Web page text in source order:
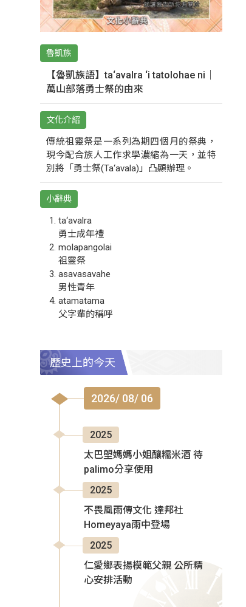
魯凱族
【魯凱族語】ta‘avalra ‘i tatolohae ni｜
萬山部落勇士祭的由來
文化介紹
傳統祖靈祭是一系列為期四個月的祭典，
現今配合族人工作求學濃縮為一天，並特
別將「勇士祭(Ta‘avala)」凸顯辦理。
小辭典
ta‘avalra
勇士成年禮
molapangolai
祖靈祭
asavasavahe
男性青年
atamatama
父字輩的稱呼
歷史上的今天
2026/ 08/ 06
2025
太巴塱媽媽小姐釀糯米酒 待
palimo分享使用
2025
不畏風雨傳文化 達邦社
Homeyaya雨中登場
2025
仁愛鄉表揚模範父親 公所精
心安排活動